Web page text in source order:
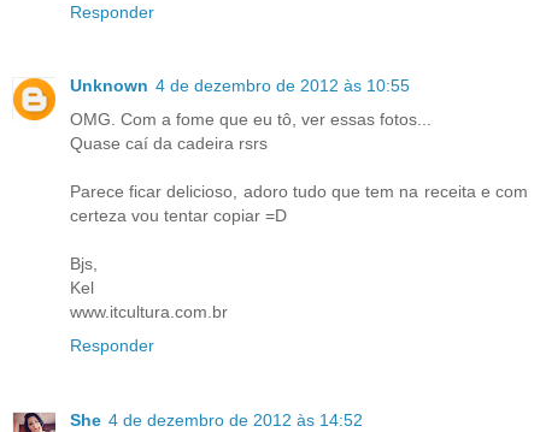
Responder
Unknown 4 de dezembro de 2012 às 10:55
OMG. Com a fome que eu tô, ver essas fotos...
Quase caí da cadeira rsrs
Parece ficar delicioso, adoro tudo que tem na receita e com
certeza vou tentar copiar =D
Bjs,
Kel
www.itcultura.com.br
Responder
She 4 de dezembro de 2012 às 14:52